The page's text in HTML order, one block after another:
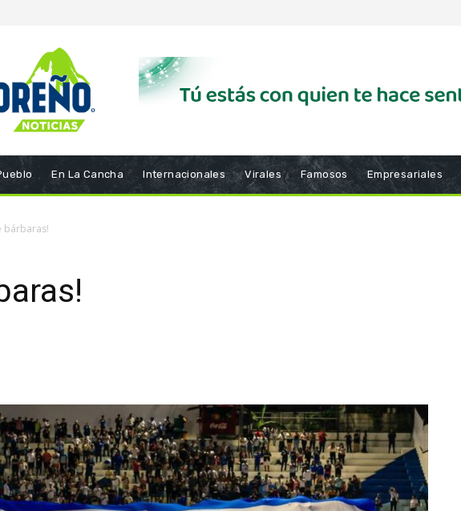
En La Cancha Internacionales Virales Famosos Empresariales
bárbaras!